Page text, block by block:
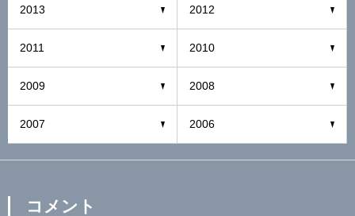
2013 2012
2011 2010
2009 2008
2007 2006
コメント